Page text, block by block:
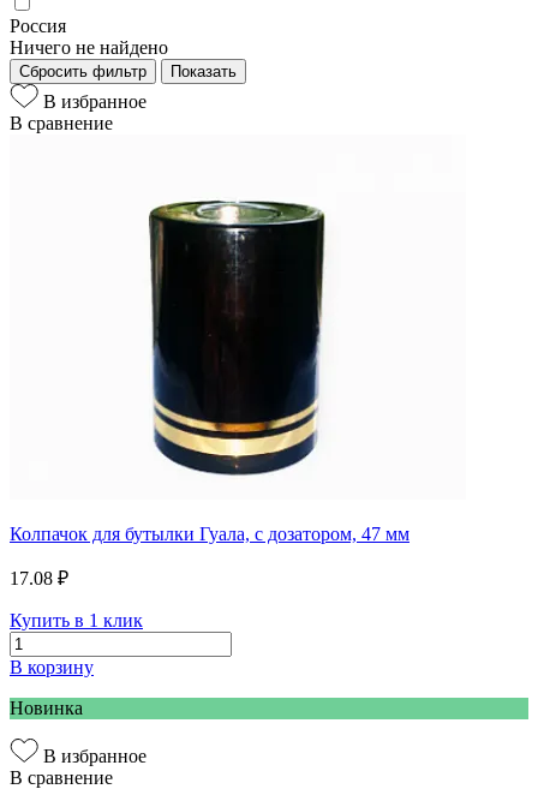
Россия
Ничего не найдено
Сбросить фильтр Показать
В избранное
В сравнение
Колпачок для бутылки Гуала, с дозатором, 47 мм
17.08 ₽
Купить в 1 клик
В корзину
Новинка
В избранное
В сравнение